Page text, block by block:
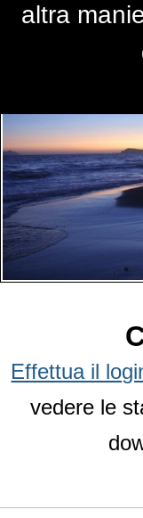
Effettua il
vedere le
altra